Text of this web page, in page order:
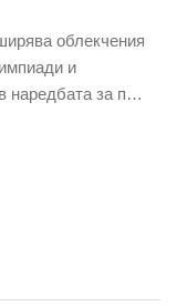
облекчения
и
наредбата за п…